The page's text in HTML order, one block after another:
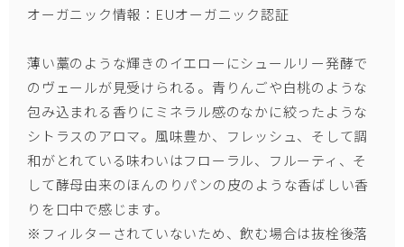
オーガニック情報：EUオーガニック認証
薄い藁のような輝きのイエローにシュールリー発酵で
のヴェールが見受けられる。青りんごや白桃のような
包み込まれる香りにミネラル感のなかに絞ったような
シトラスのアロマ。風味豊か、フレッシュ、そして調
和がとれている味わいはフローラル、フルーティ、そ
して酵母由来のほんのりパンの皮のような香ばしい香
りを口中で感じます。
※フィルターされていないため、飲む場合は抜栓後落